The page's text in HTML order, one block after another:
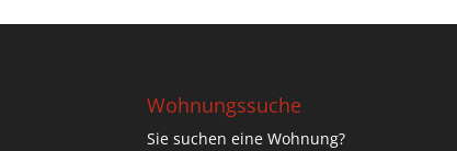
Wohnungssuche
Sie suchen eine Wohnung?